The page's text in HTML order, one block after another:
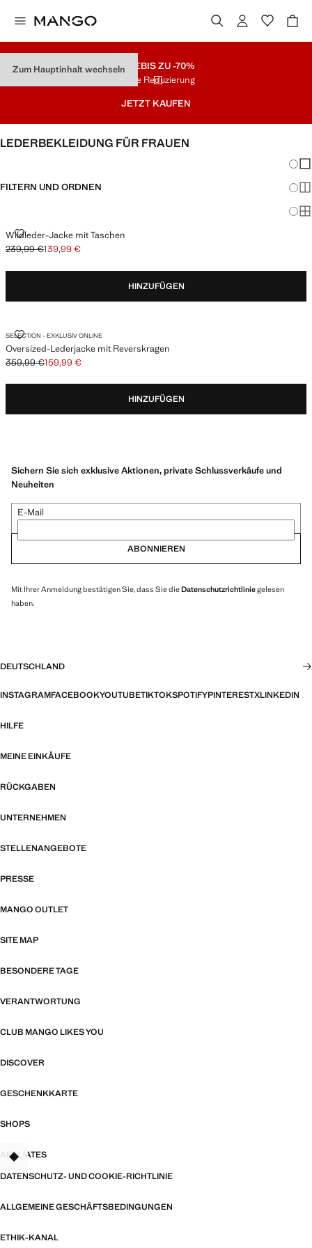
Zum Hauptinhalt wechselnSALEBIS ZU -70%
Letzte Reduzierung
JETZT KAUFEN
LEDERBEKLEIDUNG FÜR FRAUEN
FILTERN UND ORDNEN
Wildleder-Jacke mit Taschen
WILDLEDER-JACKE MIT TASCHEN
Ausgangspreis durchgestrichen [239,99 € ]
239,99 €
Aktueller Preis [139,99 € ]
139,99 €
HINZUFÜGEN
SELECTION - EXKLUSIV ONLINE
Oversized-Lederjacke mit Reverskragen
OVERSIZED-LEDERJACKE MIT REVERSKRAGEN
Ausgangspreis durchgestrichen [359,99 € ]
359,99 €
Aktueller Preis [159,99 € ]
159,99 €
HINZUFÜGEN
Sichern Sie sich exklusive Aktionen, private Schlussverkäufe und
Neuheiten
E-Mail
ABONNIEREN
Mit Ihrer Anmeldung bestätigen Sie, dass Sie dieDatenschutzrichtliniegelesen
haben.
DEUTSCHLAND
INSTAGRAMFACEBOOKYOUTUBETIKTOKSPOTIFYPINTERESTXLINKEDIN
HILFE
MEINE EINKÄUFE
RÜCKGABEN
UNTERNEHMEN
STELLENANGEBOTE
PRESSE
MANGO OUTLET
SITE MAP
BESONDERE TAGE
VERANTWORTUNG
CLUB MANGO LIKES YOU
DISCOVER
GESCHENKKARTE
SHOPS
AFFILIATES
DATENSCHUTZ- UND COOKIE-RICHTLINIE
ALLGEMEINE GESCHÄFTSBEDINGUNGEN
ETHIK-KANAL